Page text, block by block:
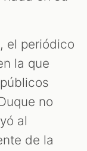
el periódico
la que
no
al
de la